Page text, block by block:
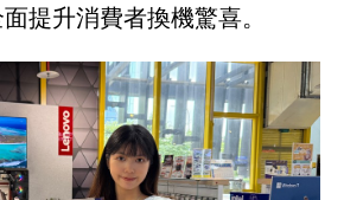
提升消費者換機驚喜。